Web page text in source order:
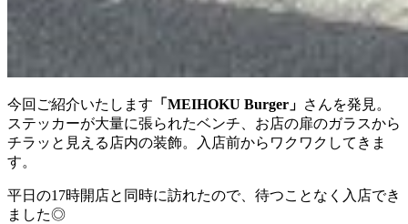
今回ご紹介いたします 「MEIHOKU Burger」 さんを発見。
ステッカーが大量に張られたベンチ、お店の扉のガラスから
チラッと見える店内の装飾。入店前からワクワクしてきま
す。
平日の17時開店と同時に訪れたので、待つことなく入店でき
ました◎